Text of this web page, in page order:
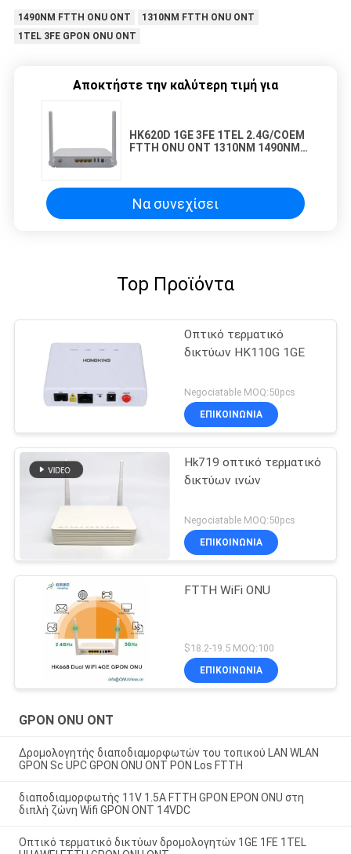
1490NM FTTH ONU ONT
1310NM FTTH ONU ONT
1TEL 3FE GPON ONU ONT
Αποκτήστε την καλύτερη τιμή για
HK620D 1GE 3FE 1TEL 2.4G/COEM
FTTH ONU ONT 1310NM 1490NM
Να συνεχίσει
Top Προϊόντα
Οπτικό τερματικό
δικτύων HK110G 1GE
Negociatable MOQ:50pcs
ΕΠΙΚΟΙΝΩΝΙΑ
Hk719 οπτικό τερματικό
δικτύων ινών
Negociatable MOQ:50pcs
ΕΠΙΚΟΙΝΩΝΙΑ
FTTH WiFi ONU
$18.2-19.5 MOQ:100
ΕΠΙΚΟΙΝΩΝΙΑ
GPON ONU ONT
Δρομολογητής διαποδιαμορφωτών του τοπικού LAN WLAN
GPON Sc UPC GPON ONU ONT PON Los FTTH
διαποδιαμορφωτής 11V 1.5A FTTH GPON EPON ONU στη
διπλή ζώνη Wifi GPON ONT 14VDC
Οπτικό τερματικό δικτύων δρομολογητών 1GE 1FE 1TEL